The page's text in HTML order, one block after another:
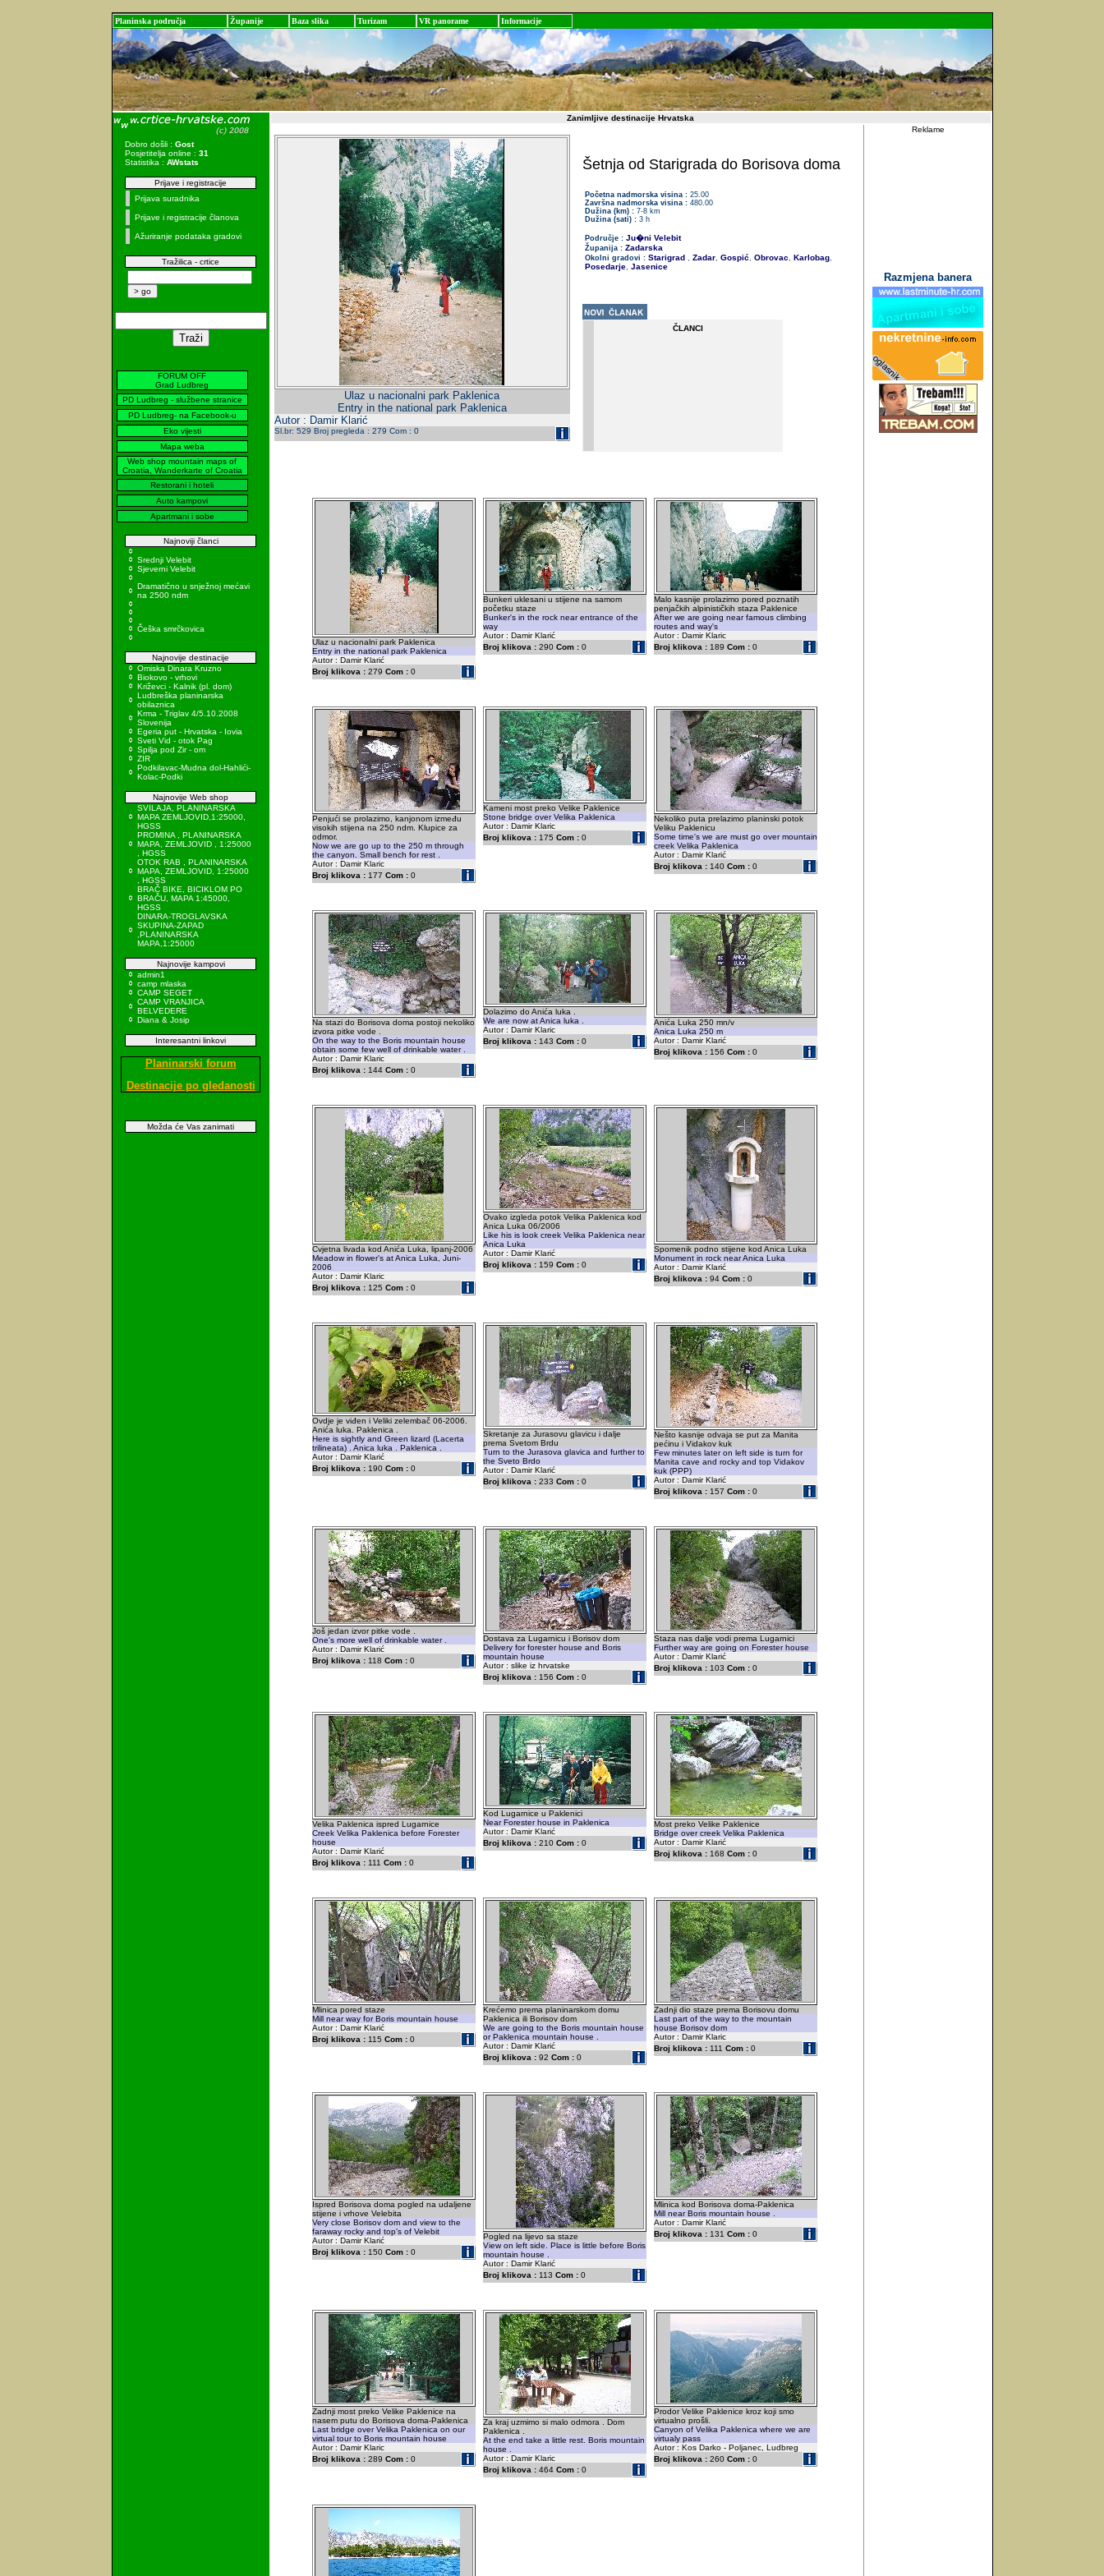
Planinska područja Županije Baza slika Turizam VR panorame Informacije
Dobro došli : Gost
Posjetitelja online : 31
Statistika : AWstats
Prijave i registracije
Prijava suradnika
Prijave i registracije članova
Ažuriranje podataka gradovi
Tražilica - crtice
FORUM OFF
Grad Ludbreg
PD Ludbreg - službene stranice
PD Ludbreg- na Facebook-u
Eko vijesti
Mapa weba
Web shop mountain maps of
Croatia, Wanderkarte of Croatia
Restorani i hoteli
Auto kampovi
Apartmani i sobe
Najnoviji članci
Srednji Velebit
Sjeverni Velebit
Dramatično u snježnoj mećavi
na 2500 ndm
Češka smrčkovica
Najnovije destinacije
Omiska Dinara Kruzno
Biokovo - vrhovi
Križevci - Kalnik (pl. dom)
Ludbreška planinarska
obilaznica
Krma - Triglav 4/5.10.2008
Slovenija
Egeria put - Hrvatska - Iovia
Sveti Vid - otok Pag
Spilja pod Zir - om
ZIR
Podkilavac-Mudna dol-Hahlići-
Kolac-Podki
Najnovije Web shop
SVILAJA, PLANINARSKA
MAPA ZEMLJOVID,1:25000,
HGSS
PROMINA , PLANINARSKA
MAPA, ZEMLJOVID , 1:25000
, HGSS
OTOK RAB , PLANINARSKA
MAPA, ZEMLJOVID, 1:25000
, HGSS
BRAČ BIKE, BICIKLOM PO
BRAČU, MAPA 1:45000,
HGSS
DINARA-TROGLAVSKA
SKUPINA-ZAPAD
,PLANINARSKA
MAPA,1:25000
Najnovije kampovi
admin1
camp mlaska
CAMP SEGET
CAMP VRANJICA
BELVEDERE
Diana & Josip
Interesantni linkovi
Planinarski forum
Destinacije po gledanosti
Možda će Vas zanimati
Zanimljive destinacije Hrvatska
Ulaz u nacionalni park Paklenica
Entry in the national park Paklenica
Autor : Damir Klarić
Sl.br: 529 Broj pregleda : 279 Com : 0
Šetnja od Starigrada do Borisova doma
Početna nadmorska visina :25.00
Završna nadmorska visina :480.00
Dužina (km) :7-8 km
Dužina (sati) :3 h
Područje : Ju�ni Velebit
Županija : Zadarska
Okolni gradovi : Starigrad , Zadar, Gospić, Obrovac, Karlobag,
Posedarje, Jasenice
ČLANCI
Ulaz u nacionalni park Paklenica
Entry in the national park Paklenica
Autor : Damir Klarić
Broj klikova : 279 Com : 0
Bunkeri uklesani u stijene na samom
početku staze
Bunker's in the rock near entrance of the
way
Autor : Damir Klarić
Broj klikova : 290 Com : 0
Malo kasnije prolazimo pored poznatih
penjačkih alpinističkih staza Paklenice
After we are going near famous climbing
routes and way's
Autor : Damir Klaric
Broj klikova : 189 Com : 0
Penjući se prolazimo, kanjonom između
visokih stijena na 250 ndm. Klupice za
odmor.
Now we are go up to the 250 m through
the canyon. Small bench for rest .
Autor : Damir Klaric
Broj klikova : 177 Com : 0
Kameni most preko Velike Paklenice
Stone bridge over Velika Paklenica
Autor : Damir Klaric
Broj klikova : 175 Com : 0
Nekoliko puta prelazimo planinski potok
Veliku Paklenicu
Some time's we are must go over mountain
creek Velika Paklenica
Autor : Damir Klarić
Broj klikova : 140 Com : 0
Na stazi do Borisova doma postoji nekoliko
izvora pitke vode .
On the way to the Boris mountain house
obtain some few well of drinkable water .
Autor : Damir Klaric
Broj klikova : 144 Com : 0
Dolazimo do Anića luka .
We are now at Anica luka .
Autor : Damir Klaric
Broj klikova : 143 Com : 0
Anića Luka 250 mn/v
Anica Luka 250 m
Autor : Damir Klarić
Broj klikova : 156 Com : 0
Cvjetna livada kod Anića Luka, lipanj-2006
Meadow in flower's at Anica Luka, Juni-
2006
Autor : Damir Klaric
Broj klikova : 125 Com : 0
Ovako izgleda potok Velika Paklenica kod
Anica Luka 06/2006
Like his is look creek Velika Paklenica near
Anica Luka
Autor : Damir Klarić
Broj klikova : 159 Com : 0
Spomenik podno stijene kod Anica Luka
Monument in rock near Anica Luka
Autor : Damir Klarić
Broj klikova : 94 Com : 0
Ovdje je viđen i Veliki zelembač 06-2006.
Anića luka. Paklenica .
Here is sightly and Green lizard (Lacerta
trilineata) . Anica luka . Paklenica .
Autor : Damir Klarić
Broj klikova : 190 Com : 0
Skretanje za Jurasovu glavicu i dalje
prema Svetom Brdu
Turn to the Jurasova glavica and further to
the Sveto Brdo
Autor : Damir Klarić
Broj klikova : 233 Com : 0
Nešto kasnije odvaja se put za Manita
pećinu i Vidakov kuk
Few minutes later on left side is turn for
Manita cave and rocky and top Vidakov
kuk (PPP)
Autor : Damir Klarić
Broj klikova : 157 Com : 0
Još jedan izvor pitke vode .
One's more well of drinkable water .
Autor : Damir Klarić
Broj klikova : 118 Com : 0
Dostava za Lugarnicu i Borisov dom
Delivery for forester house and Boris
mountain house
Autor : slike iz hrvatske
Broj klikova : 156 Com : 0
Staza nas dalje vodi prema Lugarnici
Further way are going on Forester house
Autor : Damir Klarić
Broj klikova : 103 Com : 0
Velika Paklenica ispred Lugarnice
Creek Velika Paklenica before Forester
house
Autor : Damir Klarić
Broj klikova : 111 Com : 0
Kod Lugarnice u Paklenici
Near Forester house in Paklenica
Autor : Damir Klarić
Broj klikova : 210 Com : 0
Most preko Velike Paklenice
Bridge over creek Velika Paklenica
Autor : Damir Klarić
Broj klikova : 168 Com : 0
Mlinica pored staze
Mill near way for Boris mountain house
Autor : Damir Klarić
Broj klikova : 115 Com : 0
Krećemo prema planinarskom domu
Paklenica ili Borisov dom
We are going to the Boris mountain house
or Paklenica mountain house .
Autor : Damir Klarić
Broj klikova : 92 Com : 0
Zadnji dio staze prema Borisovu domu
Last part of the way to the mountain
house Borisov dom
Autor : Damir Klaric
Broj klikova : 111 Com : 0
Ispred Borisova doma pogled na udaljene
stijene i vrhove Velebita
Very close Borisov dom and view to the
faraway rocky and top's of Velebit
Autor : Damir Klarić
Broj klikova : 150 Com : 0
Pogled na lijevo sa staze
View on left side. Place is little before Boris
mountain house .
Autor : Damir Klarić
Broj klikova : 113 Com : 0
Mlinica kod Borisova doma-Paklenica
Mill near Boris mountain house .
Autor : Damir Klarić
Broj klikova : 131 Com : 0
Zadnji most preko Velike Paklenice na
nasem putu do Borisova doma-Paklenica
Last bridge over Velika Paklenica on our
virtual tour to Boris mountain house
Autor : Damir Klaric
Broj klikova : 289 Com : 0
Za kraj uzmimo si malo odmora . Dom
Paklenica .
At the end take a little rest. Boris mountain
house .
Autor : Damir Klaric
Broj klikova : 464 Com : 0
Prodor Velike Paklenice kroz koji smo
virtualno prošli.
Canyon of Velika Paklenica where we are
virtualy pass
Autor : Kos Darko - Poljanec, Ludbreg
Broj klikova : 260 Com : 0
Reklame
Razmjena banera